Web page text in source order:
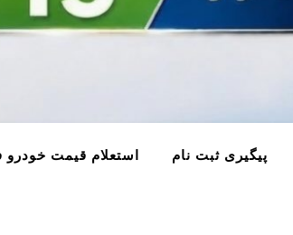
پیگیری ثبت نام استعلام قیمت